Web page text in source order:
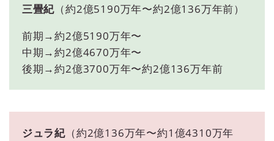
三畳紀 （約2億5190万年〜約2億136万年前）
前期→約2億5190万年〜
中期→約2億4670万年〜
後期→約2億3700万年〜約2億136万年前
ジュラ紀 （約2億136万年〜約1億4310万年